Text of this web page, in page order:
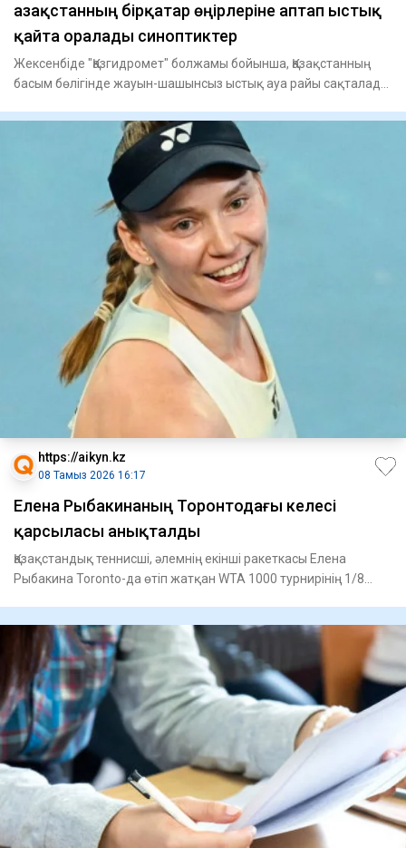
Қазақстанның бірқатар өңірлеріне аптап ыстық
қайта оралады синоптиктер
Жексенбіде "Қазгидромет" болжамы бойынша, Қазақстанның
басым бөлігінде жауын-шашынсыз ыстық ауа райы сақталады.
https://aikyn.kz
08 Тамыз 2026 16:17
Елена Рыбакинаның Торонтодағы келесі
қарсыласы анықталды
Қазақстандық теннисші, әлемнің екінші ракеткасы Елена
Рыбакина Toronto-да өтіп жатқан WTA 1000 турнирінің 1/8